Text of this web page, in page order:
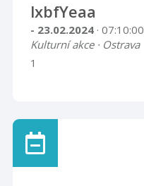
lxbfYeaa
- 23.02.2024 · 07:10:00
Kulturní akce · Ostrava
1